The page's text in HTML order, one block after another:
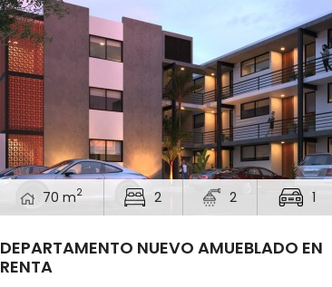
70 m2 2 2 1
DEPARTAMENTO NUEVO AMUEBLADO EN
RENTA